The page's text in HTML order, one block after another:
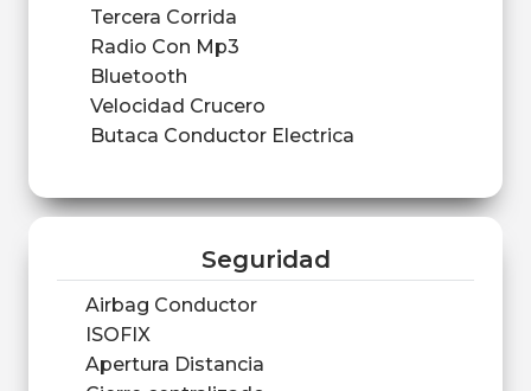
Tercera Corrida
Radio Con Mp3
Bluetooth
Velocidad Crucero
Butaca Conductor Electrica
Seguridad
Airbag Conductor
ISOFIX
Apertura Distancia